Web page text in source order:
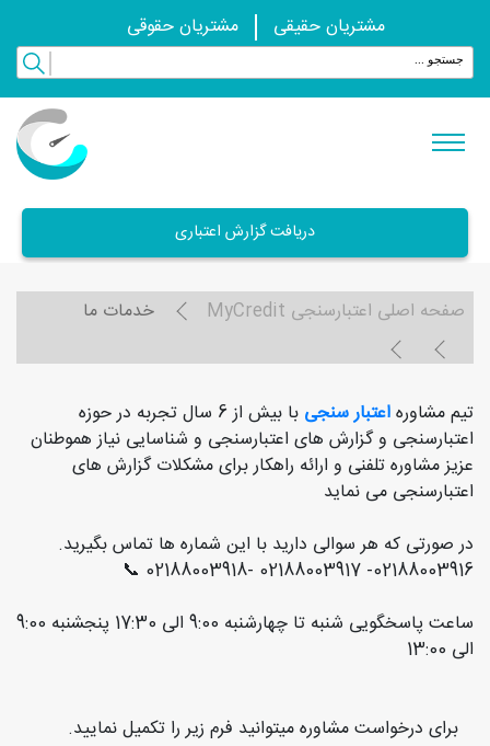
مشتریان حقیقی مشتریان حقوقی
دریافت گزارش اعتباری
صفحه اصلی اعتبارسنجی MyCredit خدمات ما
تیم مشاورهاعتبار سنجی
با بیش از 6 سال تجربه در حوزه
اعتبارسنجی و گزارش های اعتبارسنجی و شناسایی نیاز هموطنان
عزیز مشاوره تلفنی و ارائه راهکار برای مشکلات گزارش های
اعتبارسنجی می نماید
در صورتی که هر سوالی دارید با این شماره ها تماس بگیرید.
02188003916- 02188003917 -02188003918 📞
ساعت پاسخگویی شنبه تا چهارشنبه 9:00 الی 17:30 پنجشنبه 9:00
الی 13:00
برای درخواست مشاوره میتوانید فرم زیر را تکمیل نمایید.